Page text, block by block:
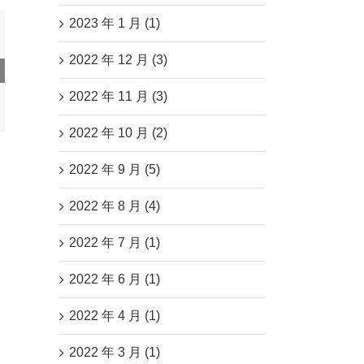
应
2023 年 1 月 (1)
2022 年 12 月 (3)
2022 年 11 月 (3)
2022 年 10 月 (2)
2022 年 9 月 (5)
2022 年 8 月 (4)
2022 年 7 月 (1)
2022 年 6 月 (1)
2022 年 4 月 (1)
2022 年 3 月 (1)